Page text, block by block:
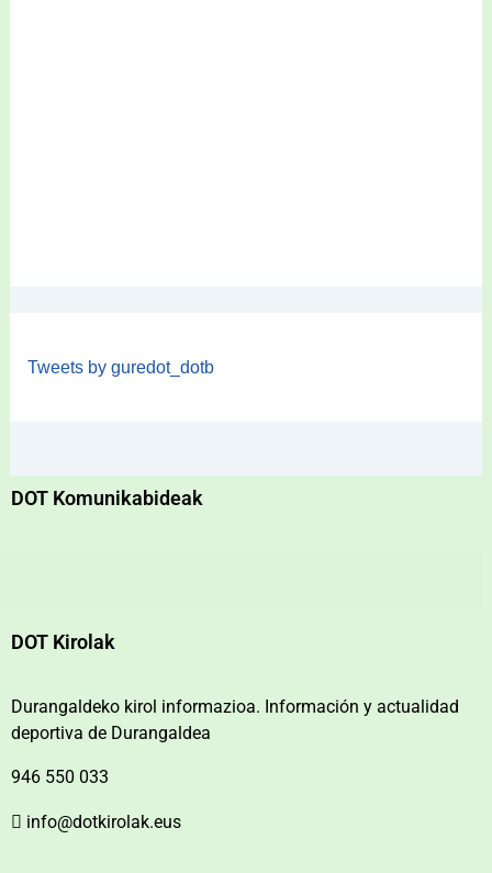
Tweets by guredot_dotb
DOT Komunikabideak
DOT Kirolak
Durangaldeko kirol informazioa. Información y actualidad
deportiva de Durangaldea
946 550 033
info@dotkirolak.eus